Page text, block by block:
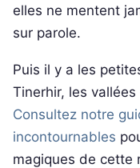
elles ne mentent
sur parole.
Puis il y a les
Tinerhir, les
Consultez notre
incontournables
magiques de cette